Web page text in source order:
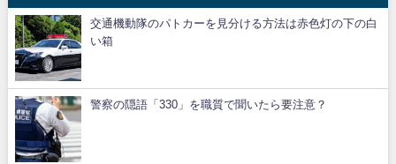
交通機動隊のパトカーを見分ける方法は赤色灯の下の白
い箱
警察の隠語「330」を職質で聞いたら要注意？